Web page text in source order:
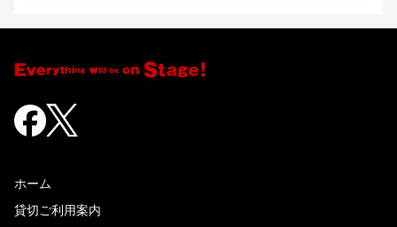
ホーム
貸切ご利用案内